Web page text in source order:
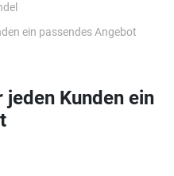
ein passendes Angebot
Kunden ein